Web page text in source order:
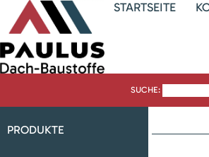
STARTSEITE
SUCHE:
PRODUKTE